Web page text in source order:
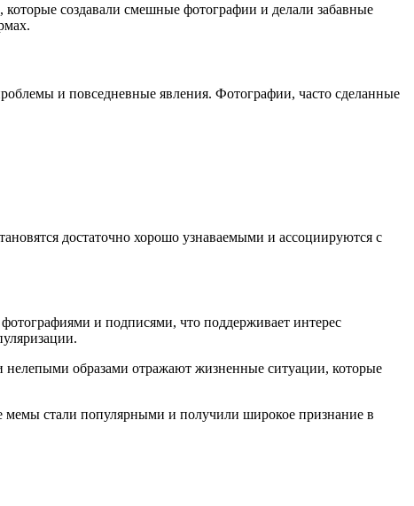
создавали смешные фотографии и делали забавные
и повседневные явления. Фотографии, часто сделанные
достаточно хорошо узнаваемыми и ассоциируются с
и подписями, что поддерживает интерес
образами отражают жизненные ситуации, которые
мемы стали популярными и получили широкое признание в